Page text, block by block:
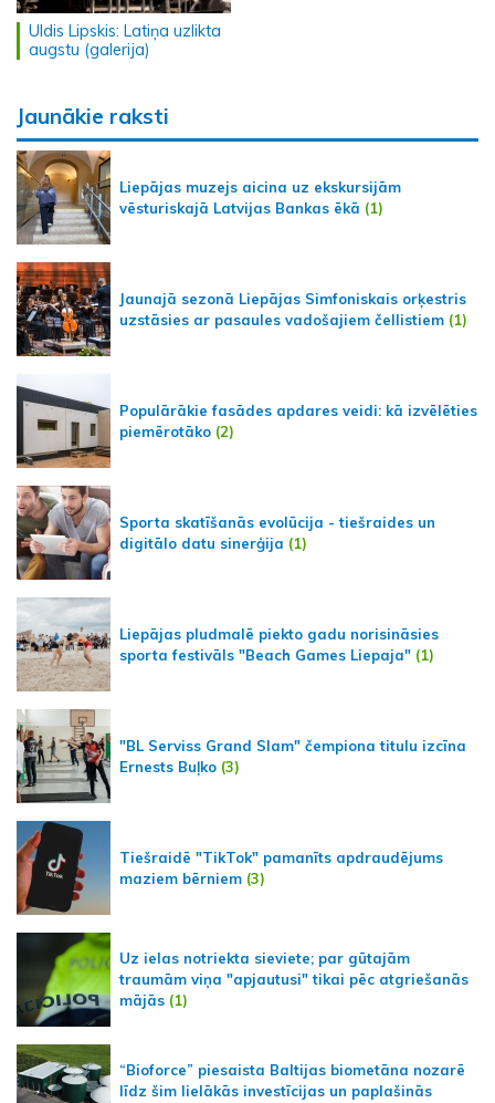
Uldis Lipskis: Latiņa uzlikta
augstu (galerija)
Jaunākie raksti
Liepājas muzejs aicina uz ekskursijām
vēsturiskajā Latvijas Bankas ēkā (1)
Jaunajā sezonā Liepājas Simfoniskais orķestris
uzstāsies ar pasaules vadošajiem čellistiem (1)
Populārākie fasādes apdares veidi: kā izvēlēties
piemērotāko (2)
Sporta skatīšanās evolūcija - tiešraides un
digitālo datu sinerģija (1)
Liepājas pludmalē piekto gadu norisināsies
sporta festivāls "Beach Games Liepaja" (1)
"BL Serviss Grand Slam" čempiona titulu izcīna
Ernests Buļko (3)
Tiešraidē "TikTok" pamanīts apdraudējums
maziem bērniem (3)
Uz ielas notriekta sieviete; par gūtajām
traumām viņa "apjautusi" tikai pēc atgriešanās
mājās (1)
“Bioforce” piesaista Baltijas biometāna nozarē
līdz šim lielākās investīcijas un paplašinās